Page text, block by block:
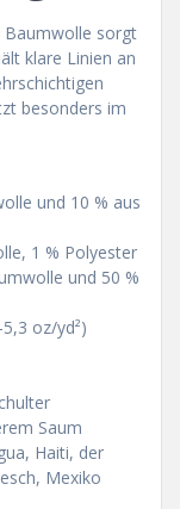
Baumwolle sorgt
klare Linien an
besonders im
und 10 % aus
1 % Polyester
und 50 %
oz/yd²)
Saum
Haiti, der
Mexiko